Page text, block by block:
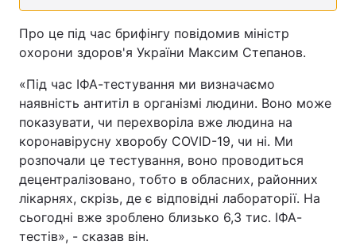
Про це під час брифінгу повідомив міністр
охорони здоров'я України Максим Степанов.
«Під час ІФА-тестування ми визначаємо
наявність антитіл в організмі людини. Воно може
показувати, чи перехворіла вже людина на
коронавірусну хворобу COVID-19, чи ні. Ми
розпочали це тестування, воно проводиться
децентралізовано, тобто в обласних, районних
лікарнях, скрізь, де є відповідні лабораторії. На
сьогодні вже зроблено близько 6,3 тис. ІФА-
тестів», - сказав він.